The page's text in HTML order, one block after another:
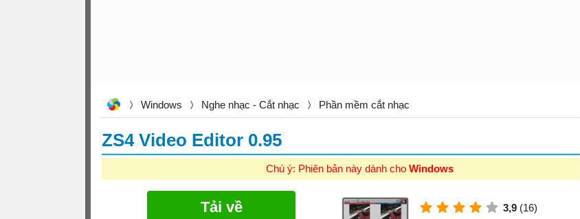
Windows Nghe nhạc - Cắt nhạc Phần mềm cắt nhạc
ZS4 Video Editor 0.95
Chú ý: Phiên bản này dành cho Windows
Tải về 3,9 (16)